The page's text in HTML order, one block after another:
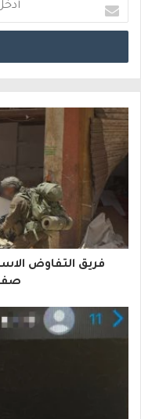
د
خ
ب
ر
ا
إ
فريق التفاوض